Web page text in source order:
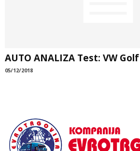
AUTO ANALIZA Test: VW
05/12/2018